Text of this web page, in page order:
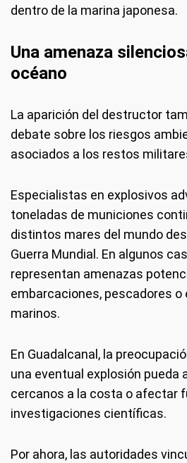
dentro de la marina japonesa.
Una amenaza
océano
La aparición del destructor
debate sobre los riesgos
asociados a los restos
Especialistas en explosivos
toneladas de municiones
distintos mares del mundo
Guerra Mundial. En algunos
representan amenazas
embarcaciones, pescadores
marinos.
En Guadalcanal, la
una eventual explosión pueda
cercanos a la costa o afectar
investigaciones científicas.
Por ahora, las autoridades